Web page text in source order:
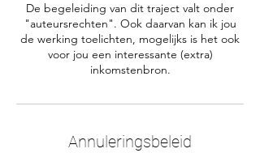
De begeleiding van dit traject valt onder
"auteursrechten". Ook daarvan kan ik jou
de werking toelichten, mogelijks is het ook
voor jou een interessante (extra)
inkomstenbron.
Annuleringsbeleid